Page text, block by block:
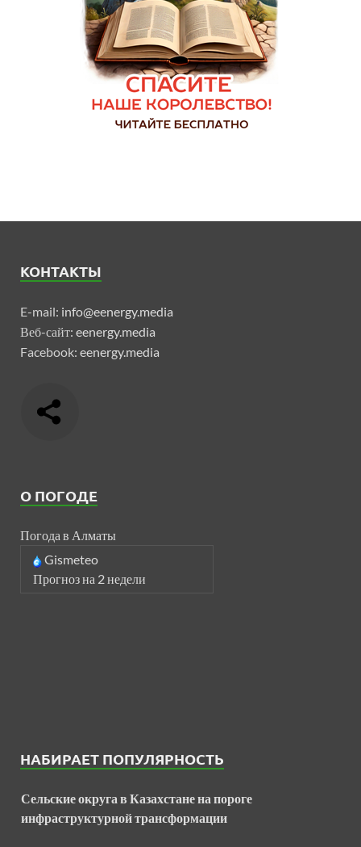
КОНТАКТЫ
E-mail: info@eenergy.media
Веб-сайт: eenergy.media
Facebook: eenergy.media
О ПОГОДЕ
Погода в Алматы
Gismeteo
Прогноз на 2 недели
НАБИРАЕТ ПОПУЛЯРНОСТЬ
Сельские округа в Казахстане на пороге
инфраструктурной трансформации